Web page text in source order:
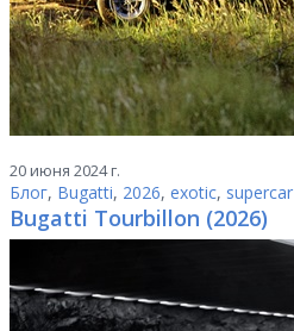
20 июня 2024 г.
Блог, Bugatti, 2026, exotic, supercar
Bugatti Tourbillon (2026)